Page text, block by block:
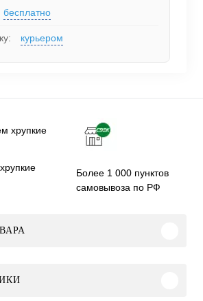
бесплатно
курьером
Более 1 000 пунктов
самовывоза по РФ